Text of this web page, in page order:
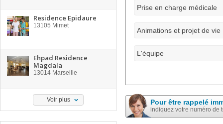
Residence Epidaure
13105 Mimet
Ehpad Residence
Magdala
13014 Marseille
Voir plus
Prise en charge médicale
Animations et projet de vie
L'équipe
Pour être rappelé
indiquez votre numéro de